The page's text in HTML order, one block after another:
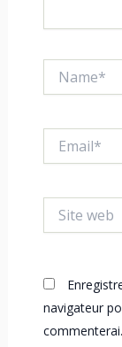
web
navigateur
commenterai.